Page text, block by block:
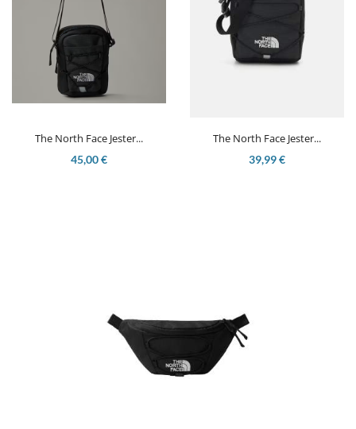
The North Face Jester...
45,00 €
The North Face Jester...
39,99 €